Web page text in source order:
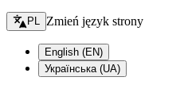
Zmień język - bieżący:
PL Zmień język strony
English (EN)
Українська (UA)